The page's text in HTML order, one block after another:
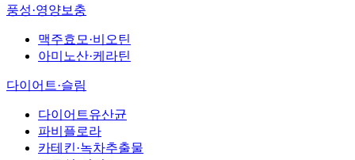
풍성·영양보충
맥주효모·비오틴
아미노산·케라틴
다이어트·슬림
다이어트유산균
파비플로라
카테킨·녹차추출물